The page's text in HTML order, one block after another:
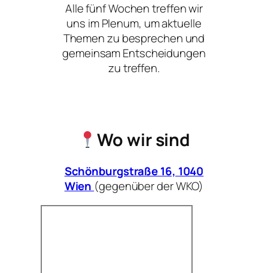
Alle fünf Wochen treffen wir
uns im Plenum, um aktuelle
Themen zu besprechen und
gemeinsam Entscheidungen
zu treffen.
Wo wir sind
Schönburgstraße 16, 1040
Wien (gegenüber der WKO)